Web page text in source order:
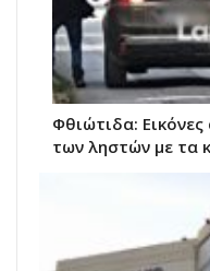
Φθιώτιδα:
των ληστών με τα